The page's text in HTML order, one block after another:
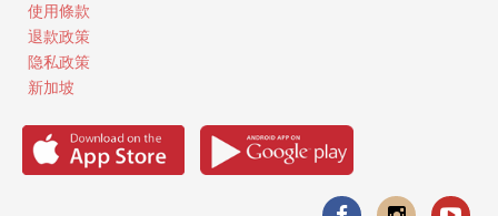
使用條款
退款政策
隐私政策
新加坡